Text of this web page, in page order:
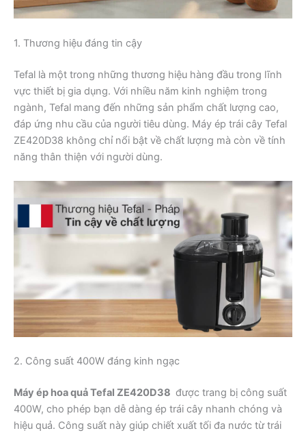
1. Thương hiệu đáng tin cậy
Tefal là một trong những thương hiệu hàng đầu trong lĩnh
vực thiết bị gia dụng. Với nhiều năm kinh nghiệm trong
ngành, Tefal mang đến những sản phẩm chất lượng cao,
đáp ứng nhu cầu của người tiêu dùng. Máy ép trái cây Tefal
ZE420D38 không chỉ nổi bật về chất lượng mà còn về tính
năng thân thiện với người dùng.
2. Công suất 400W đáng kinh ngạc
Máy ép hoa quả Tefal ZE420D38 được trang bị công suất
400W, cho phép bạn dễ dàng ép trái cây nhanh chóng và
hiệu quả. Công suất này giúp chiết xuất tối đa nước từ trái